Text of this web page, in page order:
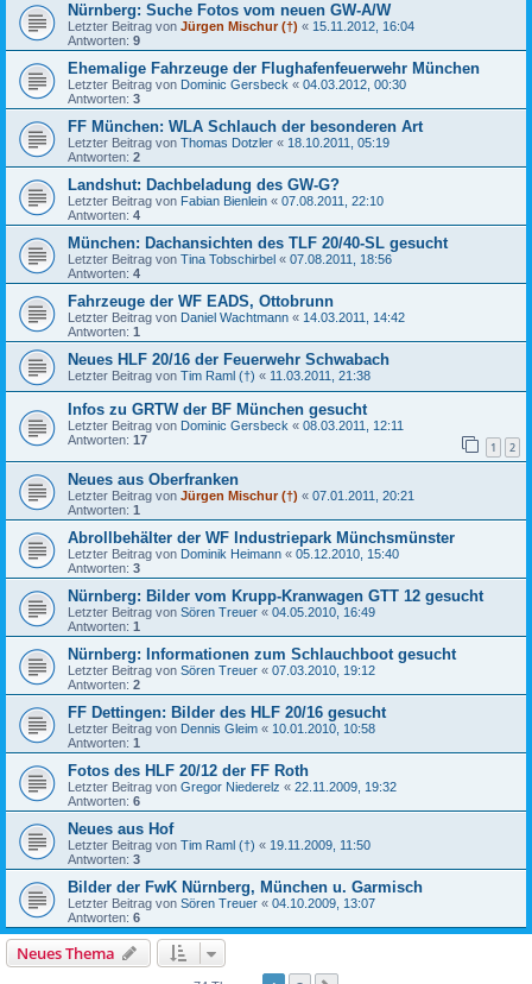
Nürnberg: Suche Fotos vom neuen GW-A/W
Letzter Beitrag von Jürgen Mischur (†) « 15.11.2012, 16:04
Antworten: 9
Ehemalige Fahrzeuge der Flughafenfeuerwehr München
Letzter Beitrag von Dominic Gersbeck « 04.03.2012, 00:30
Antworten: 3
FF München: WLA Schlauch der besonderen Art
Letzter Beitrag von Thomas Dotzler « 18.10.2011, 05:19
Antworten: 2
Landshut: Dachbeladung des GW-G?
Letzter Beitrag von Fabian Bienlein « 07.08.2011, 22:10
Antworten: 4
München: Dachansichten des TLF 20/40-SL gesucht
Letzter Beitrag von Tina Tobschirbel « 07.08.2011, 18:56
Antworten: 4
Fahrzeuge der WF EADS, Ottobrunn
Letzter Beitrag von Daniel Wachtmann « 14.03.2011, 14:42
Antworten: 1
Neues HLF 20/16 der Feuerwehr Schwabach
Letzter Beitrag von Tim Raml (†) « 11.03.2011, 21:38
Infos zu GRTW der BF München gesucht
Letzter Beitrag von Dominic Gersbeck « 08.03.2011, 12:11
Antworten: 17 1 2
Neues aus Oberfranken
Letzter Beitrag von Jürgen Mischur (†) « 07.01.2011, 20:21
Antworten: 1
Abrollbehälter der WF Industriepark Münchsmünster
Letzter Beitrag von Dominik Heimann « 05.12.2010, 15:40
Antworten: 3
Nürnberg: Bilder vom Krupp-Kranwagen GTT 12 gesucht
Letzter Beitrag von Sören Treuer « 04.05.2010, 16:49
Antworten: 1
Nürnberg: Informationen zum Schlauchboot gesucht
Letzter Beitrag von Sören Treuer « 07.03.2010, 19:12
Antworten: 2
FF Dettingen: Bilder des HLF 20/16 gesucht
Letzter Beitrag von Dennis Gleim « 10.01.2010, 10:58
Antworten: 1
Fotos des HLF 20/12 der FF Roth
Letzter Beitrag von Gregor Niederelz « 22.11.2009, 19:32
Antworten: 6
Neues aus Hof
Letzter Beitrag von Tim Raml (†) « 19.11.2009, 11:50
Antworten: 3
Bilder der FwK Nürnberg, München u. Garmisch
Letzter Beitrag von Sören Treuer « 04.10.2009, 13:07
Antworten: 6
Neues Thema